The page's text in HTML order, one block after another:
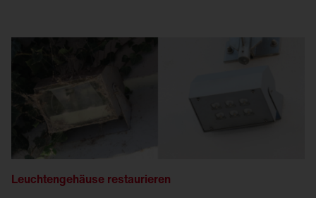
Leuchten­gehäuse restaurieren